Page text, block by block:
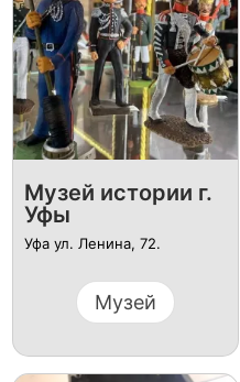
Музей истории г.
Уфы
Уфа ул. ​Ленина, 72.
Музей